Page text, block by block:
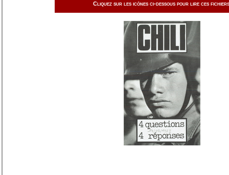
Cliquez sur les icônes ci-dessous pour lire ces